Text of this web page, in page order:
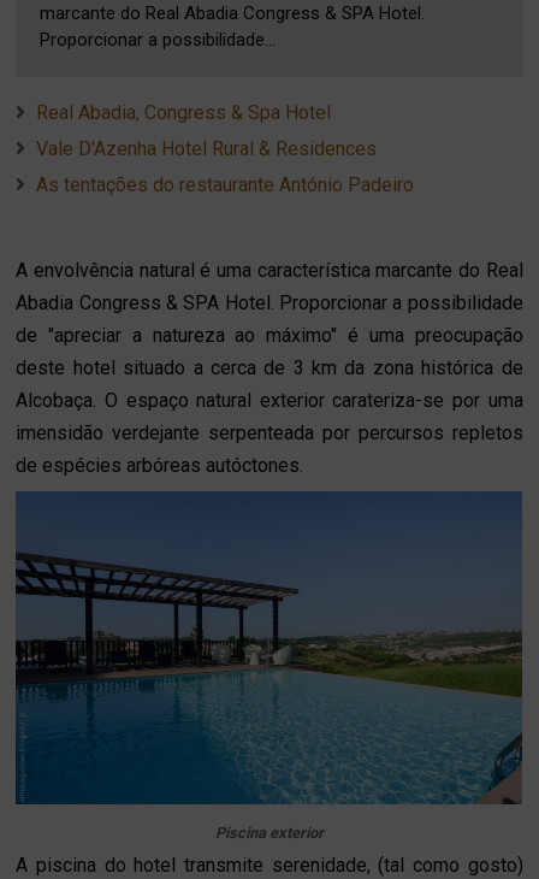
marcante do Real Abadia Congress & SPA Hotel.
Proporcionar a possibilidade...
Real Abadia, Congress & Spa Hotel
Vale D'Azenha Hotel Rural & Residences
As tentações do restaurante António Padeiro
A envolvência natural é uma característica marcante do Real
Abadia Congress & SPA Hotel. Proporcionar a possibilidade
de "apreciar a natureza ao máximo" é uma preocupação
deste hotel situado a cerca de 3 km da zona histórica de
Alcobaça. O espaço natural exterior carateriza-se por uma
imensidão verdejante serpenteada por percursos repletos
de espécies arbóreas autóctones.
Piscina exterior
A piscina do hotel transmite serenidade, (tal como gosto)